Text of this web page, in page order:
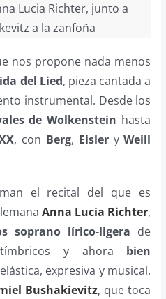
Lucia Richter, junto a
a la zanfoña
nos propone nada menos
del Lied, pieza cantada a
instrumental. Desde los
de Wolkenstein hasta
, con Berg, EisleryWeill
el recital del que es
Anna Lucia Richter,
soprano lírico-ligera de
tímbricos y ahora bien
expresiva y musical.
Bushakievitz, que toca